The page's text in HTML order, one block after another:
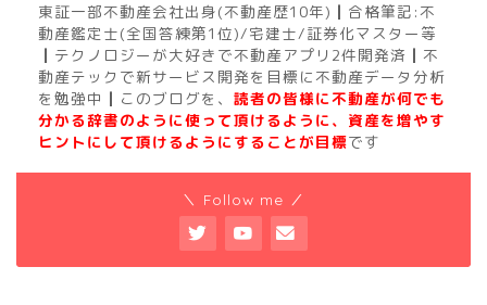
東証一部不動産会社出身(不動産歴10年)┃合格筆記:不
動産鑑定士(全国答練第1位)/宅建士/証券化マスター等
┃テクノロジーが大好きで不動産アプリ2件開発済┃不
動産テックで新サービス開発を目標に不動産データ分析
を勉強中┃このブログを、 読者の皆様に不動産が何でも
分かる辞書のように使って頂けるように、資産を増やす
ヒントにして頂けるようにすることが目標です
＼ Follow me ／